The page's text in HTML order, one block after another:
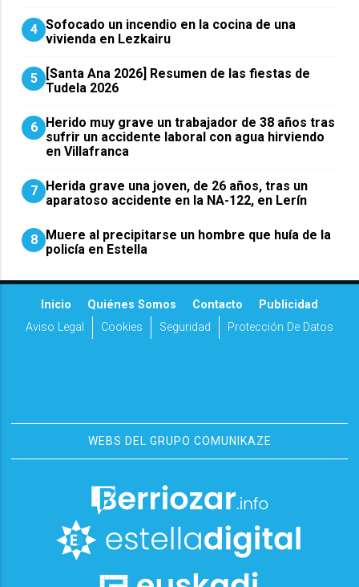
4 Sofocado un incendio en la cocina de una
vivienda en Lezkairu
5
[Santa Ana 2026] Resumen de las fiestas de
Tudela 2026
6 Herido muy grave un trabajador de 38 años tras
sufrir un accidente laboral con agua hirviendo
en Villafranca
7 Herida grave una joven, de 26 años, tras un
aparatoso accidente en la NA-122, en Lerín
8 Muere al precipitarse un hombre que huía de la
policía en Estella
Inicio Quiénes Somos Contacto
Publicidad
Aviso Legal
Cookies Seguridad Protección De Datos
WEBS DEL GRUPO COMUNIKAZE